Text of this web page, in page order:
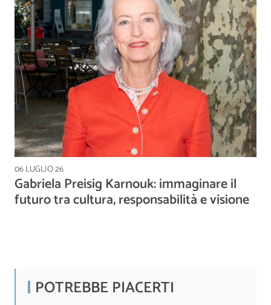
06 LUGLIO 26
Gabriela Preisig Karnouk: immaginare il
futuro tra cultura, responsabilità e visione
POTREBBE PIACERTI